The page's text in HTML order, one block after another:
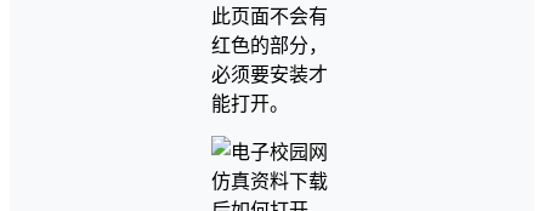
此页面不会有
红色的部分，
必须要安装才
能打开。